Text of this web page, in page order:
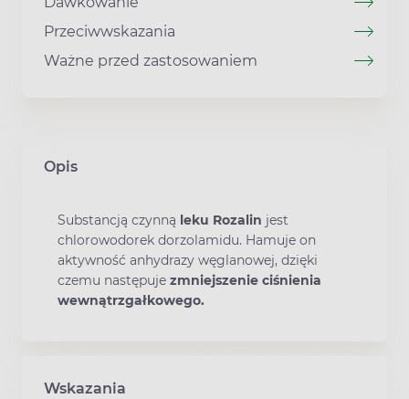
Przeciwwskazania
Ważne przed zastosowaniem
Opis
Substancją czynną leku Rozalin jest
chlorowodorek dorzolamidu. Hamuje on
aktywność anhydrazy węglanowej, dzięki
czemu następuje zmniejszenie ciśnienia
wewnątrzgałkowego.
Wskazania